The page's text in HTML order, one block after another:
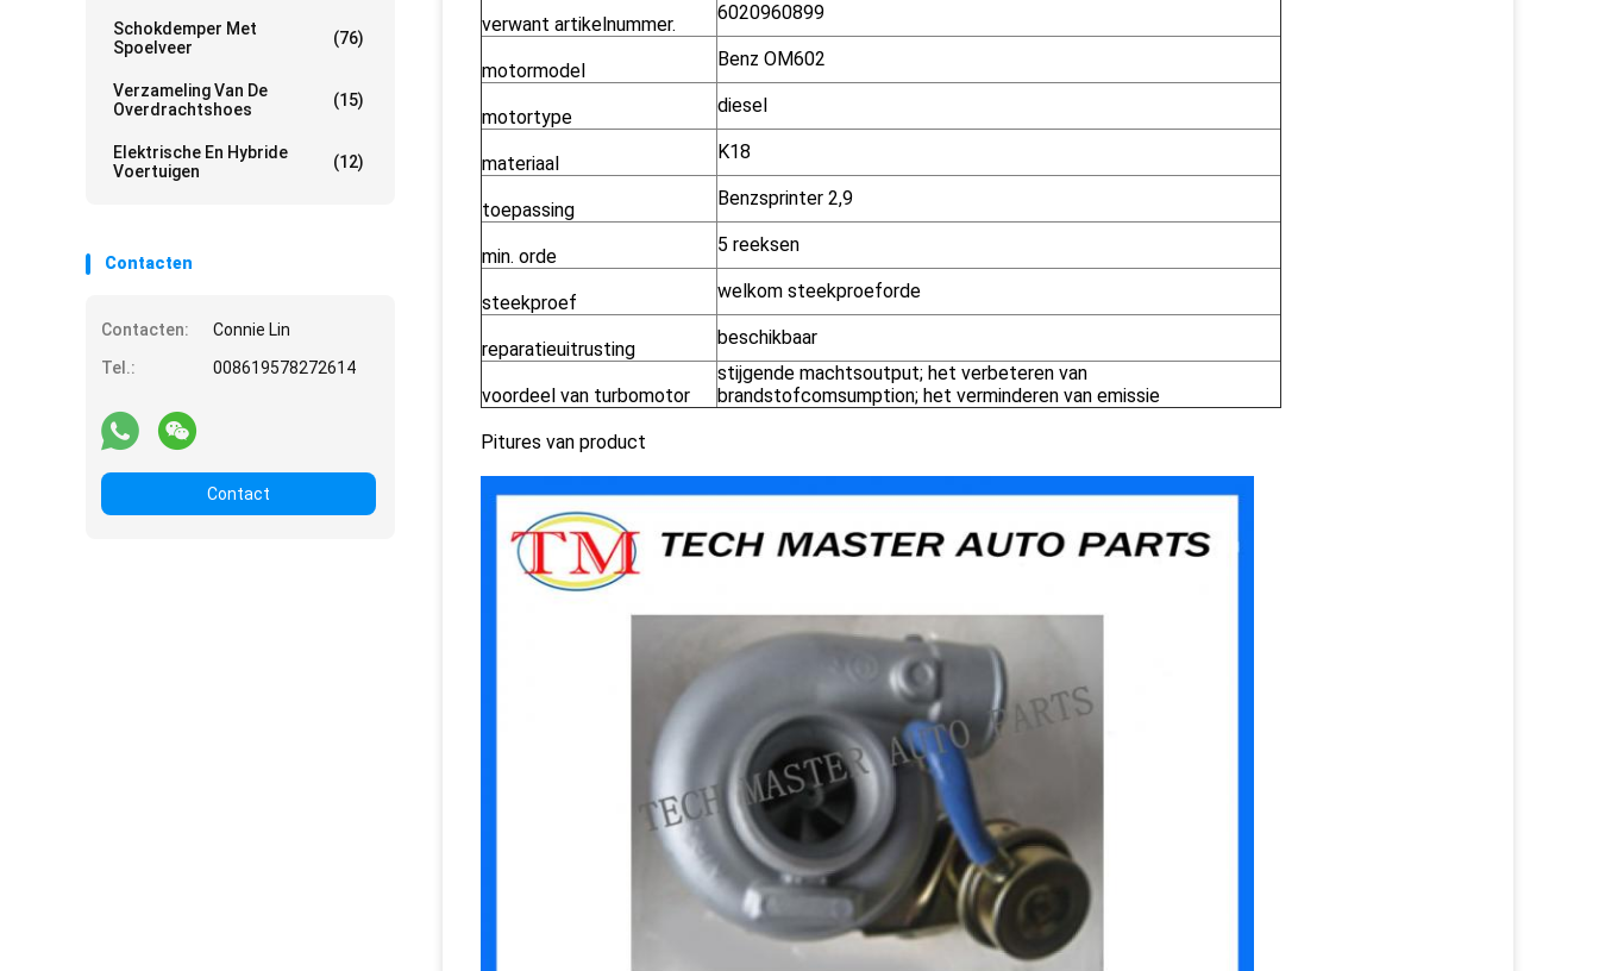
Schokdemper Met
Spoelveer
(76)
Verzameling Van De
Overdrachtshoes
(15)
Elektrische En Hybride
Voertuigen
(12)
Contacten
Contacten:
Connie Lin
Tel.:
008619578272614
Contact
verwant artikelnummer.
6020960899
motormodel
Benz OM602
motortype
diesel
materiaal
K18
toepassing
Benzsprinter 2,9
min. orde
5 reeksen
steekproef
welkom steekproeforde
reparatieuitrusting
beschikbaar
voordeel van turbomotor
stijgende machtsoutput; het verbeteren van
brandstofcomsumption; het verminderen van emissie
Pitures van product